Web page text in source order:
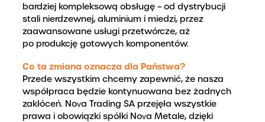
bardziej kompleksową obsługę – od dystrybucji
stali nierdzewnej, aluminium i miedzi, przez
zaawansowane usługi przetwórcze, aż
po produkcję gotowych komponentów.
Co ta zmiana oznacza dla Państwa?
Przede wszystkim chcemy zapewnić, że nasza
współpraca będzie kontynuowana bez żadnych
zakłóceń. Nova Trading SA przejęła wszystkie
prawa i obowiązki spółki Nova Metale, dzięki